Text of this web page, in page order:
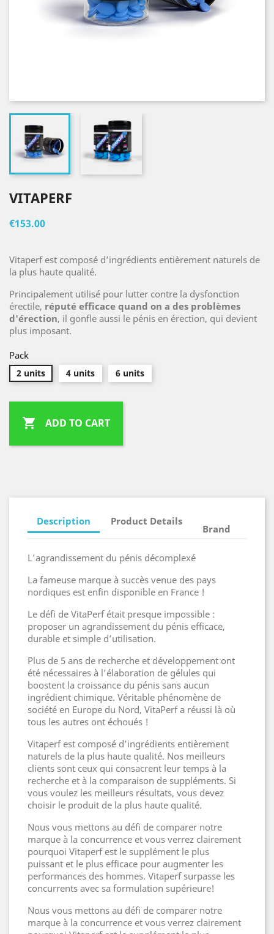
VITAPERF
€153.00
Vitaperf est composé d’ingrédients entièrement naturels de
la plus haute qualité.
Principalement utilisé pour lutter contre la dysfonction
érectile, réputé efficace quand on a des problèmes
d'érection, il gonfle aussi le pénis en érection, qui devient
plus imposant.
Pack
2 units 4 units 6 units
 ADD TO CART
Description Product Details
Brand
L’agrandissement du pénis décomplexé
La fameuse marque à succès venue des pays
nordiques est enfin disponible en France !
Le défi de VitaPerf était presque impossible :
proposer un agrandissement du pénis efficace,
durable et simple d’utilisation.
Plus de 5 ans de recherche et développement ont
été nécessaires à l’élaboration de gélules qui
boostent la croissance du pénis sans aucun
ingrédient chimique. Véritable phénomène de
société en Europe du Nord, VitaPerf a réussi là où
tous les autres ont échoués !
Vitaperf est composé d’ingrédients entièrement
naturels de la plus haute qualité. Nos meilleurs
clients sont ceux qui consacrent leur temps à la
recherche et à la comparaison de suppléments. Si
vous voulez les meilleurs résultats, vous devez
choisir le produit de la plus haute qualité.
Nous vous mettons au défi de comparer notre
marque à la concurrence et vous verrez clairement
pourquoi Vitaperf est le supplément le plus
puissant et le plus efficace pour augmenter les
performances des hommes. Vitaperf surpasse les
concurrents avec sa formulation supérieure!
Nous vous mettons au défi de comparer notre
marque à la concurrence et vous verrez clairement